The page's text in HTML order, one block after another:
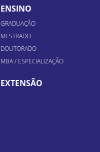
ENSINO
GRADUAÇÃO
MESTRADO
DOUTORADO
MBA / ESPECIALIZAÇÃO
EXTENSÃO